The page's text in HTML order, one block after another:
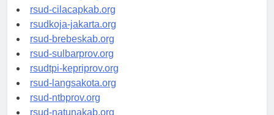
rsud-sintang.org
rsud-cilacapkab.org
rsudkoja-jakarta.org
rsud-brebeskab.org
rsud-sulbarprov.org
rsudtpi-kepriprov.org
rsud-langsakota.org
rsud-ntbprov.org